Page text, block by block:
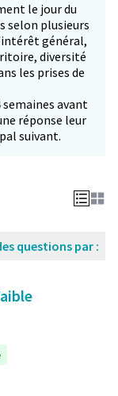
le jour du
selon plusieurs
général,
diversité
les prises de
avant
réponse leur
suivant.
questions par :